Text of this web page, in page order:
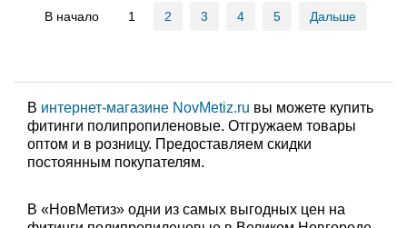
В начало 1 2 3 4 5 Дальше
В интернет-магазине NovMetiz.ru вы можете купить
фитинги полипропиленовые. Отгружаем товары
оптом и в розницу. Предоставляем скидки
постоянным покупателям.
В «НовМетиз» одни из самых выгодных цен на